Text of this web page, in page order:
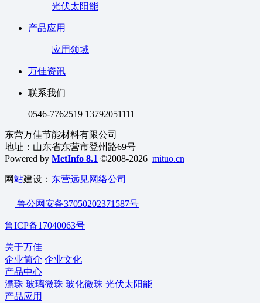
光伏太阳能
产品应用
应用领域
万佳资讯
联系我们
0546-7762519 13792051111
东营万佳节能材料有限公司
地址：山东省东营市登州路69号
Powered by MetInfo 8.1 ©2008-2026 mituo.cn
网站建设： 东营远见网络公司
鲁公网安备37050202371587号
鲁ICP备17040063号
关于万佳
企业简介 企业文化
产品中心
漂珠 玻璃微珠 玻化微珠 光伏太阳能
产品应用